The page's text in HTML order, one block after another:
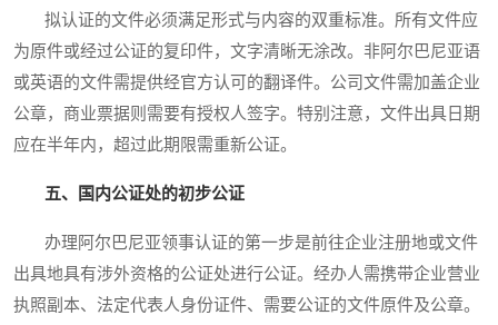
拟认证的文件必须满足形式与内容的双重标准。所有文件应
为原件或经过公证的复印件，文字清晰无涂改。非阿尔巴尼亚语
或英语的文件需提供经官方认可的翻译件。公司文件需加盖企业
公章，商业票据则需要有授权人签字。特别注意，文件出具日期
应在半年内，超过此期限需重新公证。
五、国内公证处的初步公证
办理阿尔巴尼亚领事认证的第一步是前往企业注册地或文件
出具地具有涉外资格的公证处进行公证。经办人需携带企业营业
执照副本、法定代表人身份证件、需要公证的文件原件及公章。